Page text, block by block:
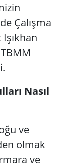
Çalışma
Nasıl
ve
olmak
ve